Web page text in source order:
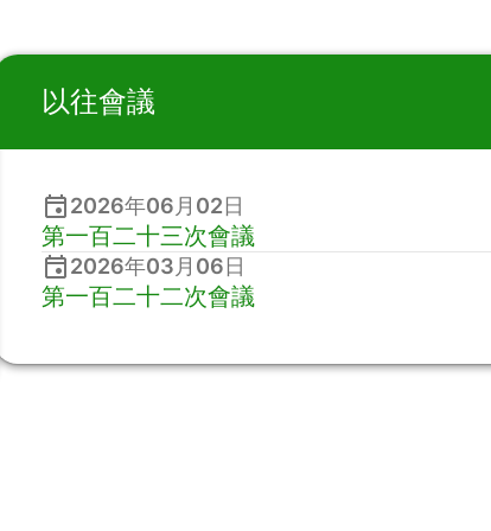
以往會議
2026年06月02日
第一百二十三次會議
2026年03月06日
第一百二十二次會議